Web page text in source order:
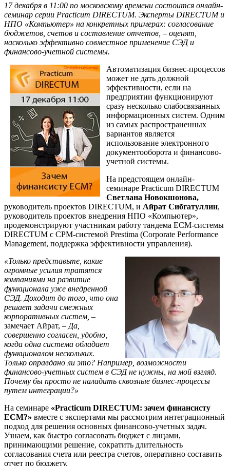
17 декабря в 11:00 по московскому времени состоится онлайн-
семинар серии Practicum DIRECTUM. Эксперты DIRECTUM и
НПО «Компьютер» на конкретных примерах: согласование
бюджетов, счетов и составление отчетов, – оценят,
насколько эффективно совместное применение СЭД и
финансово-учетной системы.
Автоматизация бизнес-процессов
может не дать должной
эффективности, если на
предприятии функционируют
сразу несколько слабосвязанных
информационных систем. Одним
из самых распространенных
вариантов является
использование электронного
документооборота и финансово-
учетной системы.
На предстоящем онлайн-
семинаре Practicum DIRECTUM
Светлана Новокшонова,
руководитель проектов DIRECTUM, и Айрат Сибгатуллин,
руководитель проектов внедрения НПО «Компьютер»,
продемонстрируют участникам работу тандема ECM-системы
DIRECTUM c CPM-системой Prestima (Corporate Performance
Management, поддержка эффективности управления).
«Только представьте, какие
огромные усилия тратятся
компаниями на развитие
функционала уже внедренной
СЭД. Доходит до того, что она
решает задачи смежных
корпоративных систем, –
замечает Айрат, – Да,
совершенно согласен, удобно,
когда одна система обладает
функционалом нескольких.
Только оправдано ли это? Например, возможности
финансово-учетных систем в СЭД не нужны, на мой взгляд.
Почему бы просто не наладить сквозные бизнес-процессы
путем интеграции?»
На семинаре «Practicum DIRECTUM: зачем финансисту
ECM?» вместе с экспертами мы рассмотрим интеграционный
подход для решения основных финансово-учетных задач.
Узнаем, как быстро согласовать бюджет с лицами,
принимающими решение, сократить длительность
согласования счета или реестра счетов, оперативно составить
отчет по бюджету.